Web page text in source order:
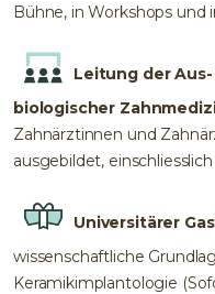
Bühne, in Workshops und
Leitung der
biologischer
Zahnärztinnen und
ausgebildet,
Universitärer
wissenschaftliche
Keramikimplantologie